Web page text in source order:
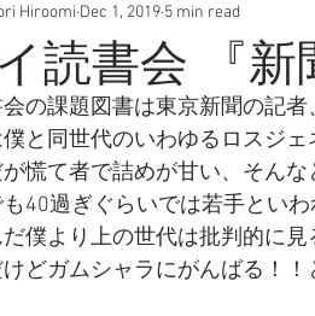
読書会 『新
Hiroomi Dec 1, 2019 5 min read
の課題図書は東京新聞の記
と同世代のいわゆるロスジ
慌て者で詰めが甘い、そん
40過ぎぐらいでは若手とい
僕より上の世代は批判的に
どガムシャラにがんばる！